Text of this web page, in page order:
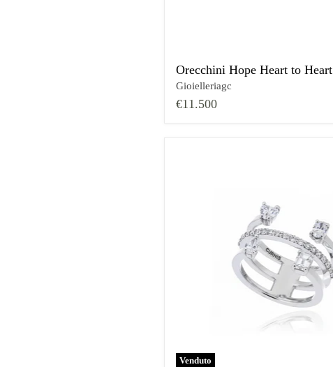
Orecchini Hope Heart to Heart
Gioielleriagc
€11.500
Venduto